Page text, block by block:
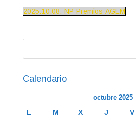
2025.10.08.-NP-Premios-AGEM
Calendario
octubre 2025
L M X J V